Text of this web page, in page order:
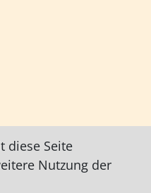
diese Seite
Nutzung der